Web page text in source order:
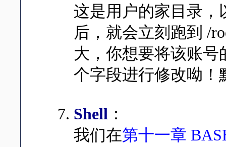
这是用户的家目录，
后，就会立刻跑到 /
大，你想要将该账
个字段进行修改呦！
Shell ：
我们在第十一章